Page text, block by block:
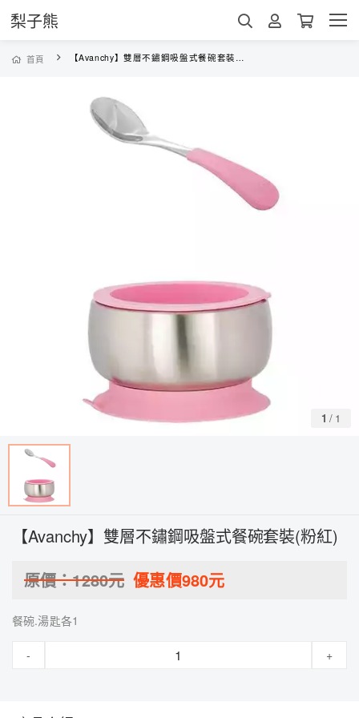
梨子熊
首頁 【Avanchy】雙層不鏽鋼吸盤式餐碗套裝(粉紅)
1 / 1
【Avanchy】雙層不鏽鋼吸盤式餐碗套裝(粉紅)
原價：1280元 優惠價980元
餐碗.湯匙各1
- +